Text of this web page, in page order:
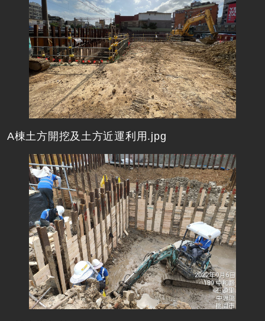
A棟土方開挖及土方近運利用.jpg